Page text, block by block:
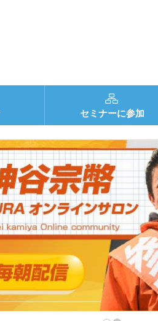
セミナーに参加